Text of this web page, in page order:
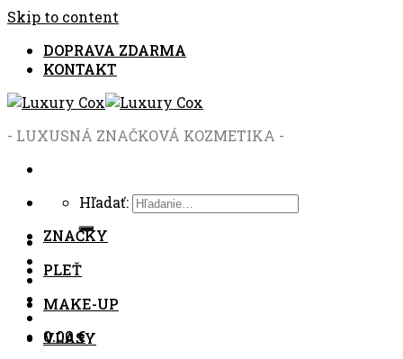
Skip to content
DOPRAVA ZDARMA
KONTAKT
- LUXUSNÁ ZNAČKOVÁ KOZMETIKA -
Hľadať:
0.00€
ZNAČKY
PLEŤ
MAKE-UP
VLASY